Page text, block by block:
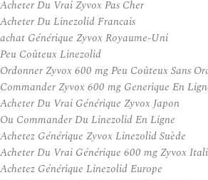
Acheter Du Vrai Zyvox Pas Cher
Acheter Du Linezolid Francais
achat Générique Zyvox Royaume-Uni
Peu Coûteux Linezolid
Ordonner Zyvox 600 mg Peu Coûteux Sans
Commander Zyvox 600 mg Generique En
Acheter Du Vrai Générique Zyvox Japon
Ou Commander Du Linezolid En Ligne
Achetez Générique Zyvox Linezolid Suède
Acheter Du Vrai Générique 600 mg Zyvox
Achetez Générique Linezolid Europe